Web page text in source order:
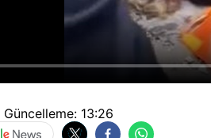
Güncelleme: 13:26